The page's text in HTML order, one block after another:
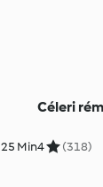
25 Min
Céleri
4 (318)